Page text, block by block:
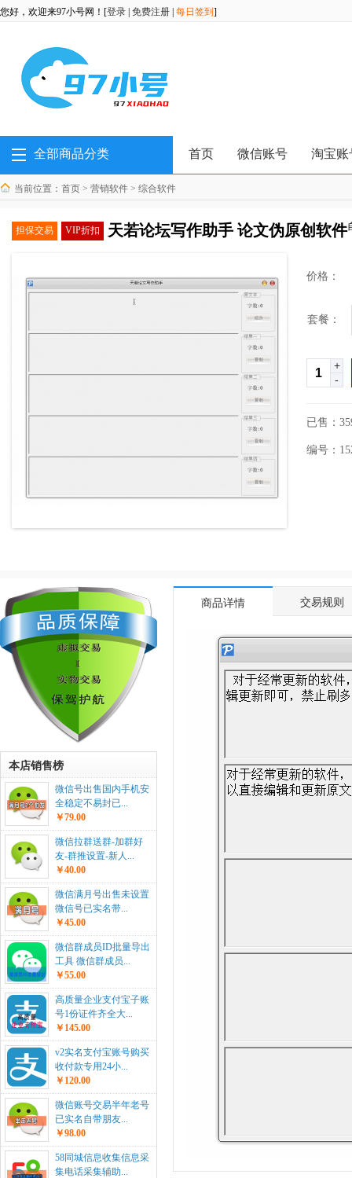
您好，欢迎来97小号网！[登录 免费注册 每日签到 ]
全部商品分类 首页 微信账号 淘宝账
当前位置： 首页 > 营销软件 > 综合软件
担保交易 VIP折扣 天若论坛写作助手 论文伪原创软件
价格：
套餐：
+
-
已售：
编号：
本店销售榜
微信号出售国内手机安
全稳定不易封已...
￥79.00
微信拉群送群-加群好
友-群推设置-新人...
￥40.00
微信满月号出售未设置
微信号已实名带...
￥45.00
微信群成员ID批量导出
工具 微信群成员...
￥55.00
高质量企业支付宝子账
号1份证件齐全大...
￥145.00
v2实名支付宝账号购买
收付款专用24小...
￥120.00
微信账号交易半年老号
已实名自带朋友...
￥98.00
58同城信息收集信息采
集电话采集辅助...
商品详情 交易规则